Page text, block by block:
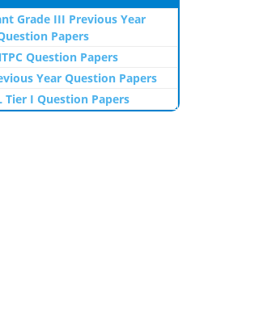
Grade III Previous Year
Papers
Question Papers
Year Question Papers
Tier I Question Papers